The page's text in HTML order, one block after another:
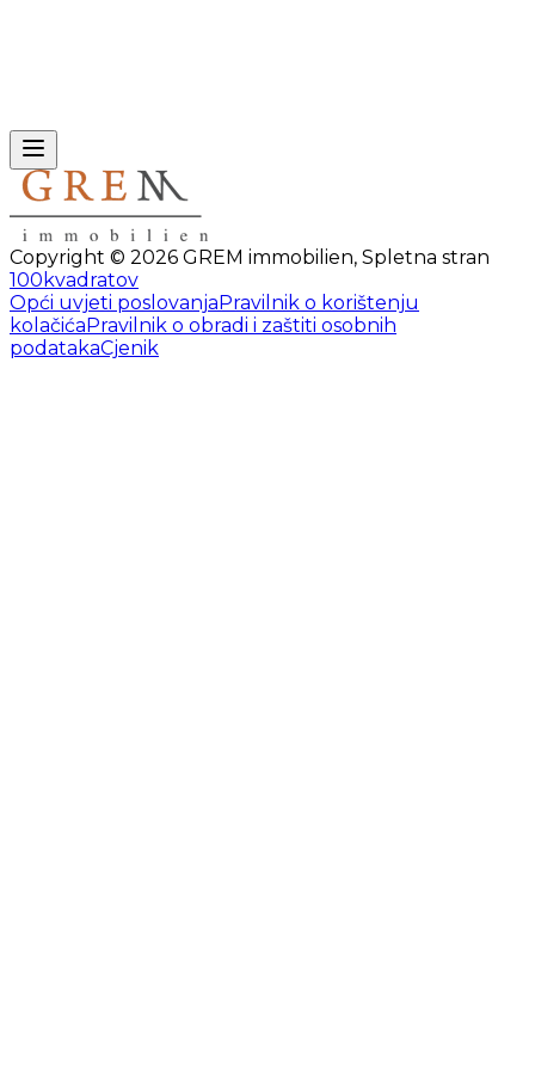
Copyright © 2026 GREM immobilien, Spletna stran
100kvadratov
Opći uvjeti poslovanjaPravilnik o korištenju
kolačićaPravilnik o obradi i zaštiti osobnih
podatakaCjenik